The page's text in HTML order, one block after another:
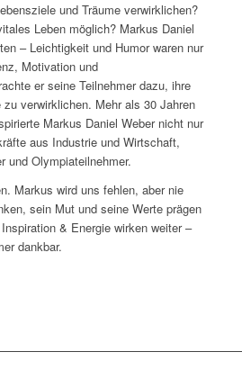
und Träume verwirklichen?
Leben möglich? Markus Daniel
– Leichtigkeit und Humor waren nur
Motivation und
er seine Teilnehmer dazu, ihre
verwirklichen. Mehr als 30 Jahren
Markus Daniel Weber nicht nur
aus Industrie und Wirtschaft,
und Olympiateilnehmer.
Markus wird uns fehlen, aber nie
sein Mut und seine Werte prägen
& Energie wirken weiter –
dankbar.